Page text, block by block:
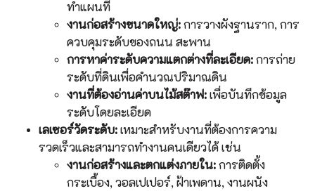
ทำแผนที่
งานก่อสร้างขนาดใหญ่:การวางผังฐานราก, การ
ควบคุมระดับของถนน สะพาน
การหาค่าระดับความแตกต่างที่ละเอียด:การถ่าย
ระดับที่ดินเพื่อคำนวณปริมาณดิน
งานที่ต้องอ่านค่าบนไม้สต๊าฟ:เพื่อบันทึกข้อมูล
ระดับโดยละเอียด
เลเซอร์วัดระดับ:เหมาะสำหรับงานที่ต้องการความ
รวดเร็วและสามารถทำงานคนเดียวได้ เช่น
งานก่อสร้างและตกแต่งภายใน:การติดตั้ง
กระเบื้อง, วอลเปเปอร์, ฝ้าเพดาน, งานผนัง